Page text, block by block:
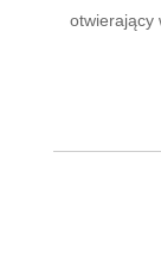
otwierający